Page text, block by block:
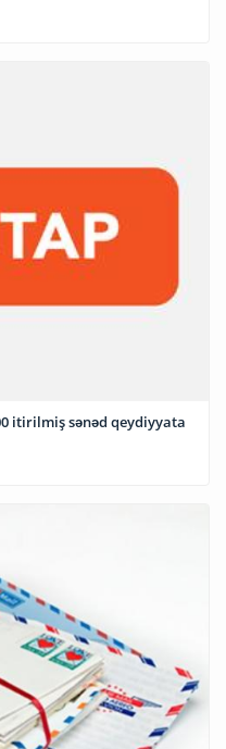
itirilmiş sənəd qeydiyyata